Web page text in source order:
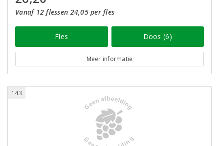
Vanaf 12 flessen 24,05 per fles
Fles Doos (6)
Meer informatie
143